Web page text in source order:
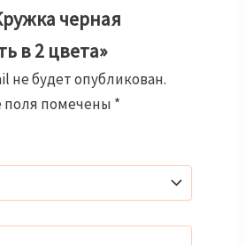
черная
в 2 цвета»
не будет опубликован.
поля помечены *